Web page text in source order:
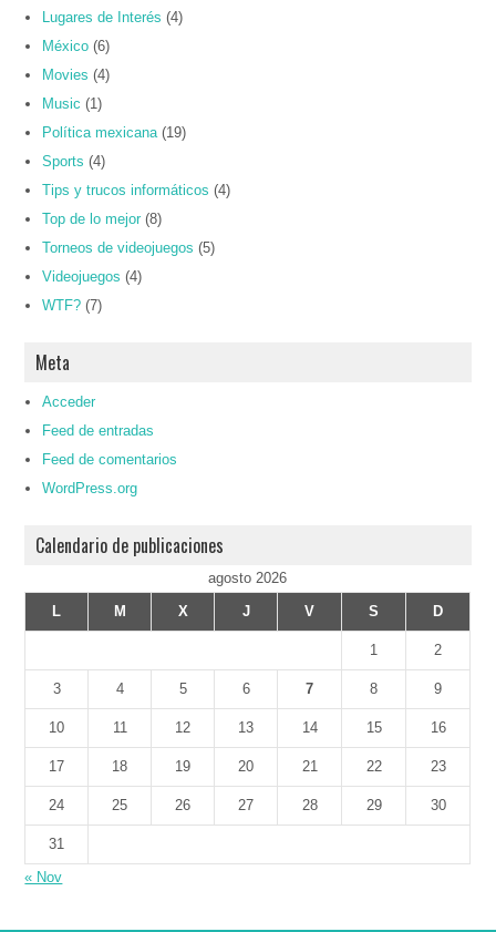
Lugares de Interés (4)
México (6)
Movies (4)
Music (1)
Política mexicana (19)
Sports (4)
Tips y trucos informáticos (4)
Top de lo mejor (8)
Torneos de videojuegos (5)
Videojuegos (4)
WTF? (7)
Meta
Acceder
Feed de entradas
Feed de comentarios
WordPress.org
Calendario de publicaciones
agosto 2026
L
M X J V S D
1 2
3 4 5 6 7 8 9
10 11 12 13 14 15 16
17 18 19 20 21 22 23
24 25 26 27 28 29 30
31
« Nov